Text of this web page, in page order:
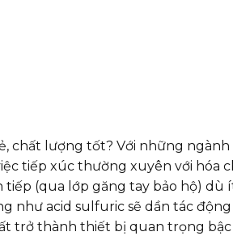
chất lượng tốt? Với những
tiếp xúc thường xuyên với hóa
tiếp (qua lớp găng tay bảo hộ)
như acid sulfuric sẽ dần tác
trở thành thiết bị quan trọng